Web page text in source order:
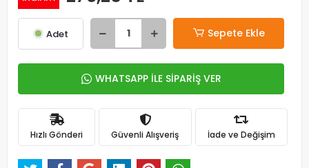
Adet Sepete Ekle
WHATSAPP İLE SİPARİŞ VER
Hızlı Gönderi Güvenli Alışveriş İade ve Değişim